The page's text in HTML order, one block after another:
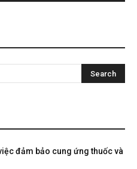
đảm bảo cung ứng thuốc và